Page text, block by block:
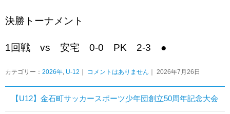
決勝トーナメント
1回戦 vs 安宅 0-0 PK 2-3 ●
カテゴリー： 2026年, U-12 コメントはありません ｜ 2026年7月26日
【U12】金石町サッカースポーツ少年団創立50周年記念大会